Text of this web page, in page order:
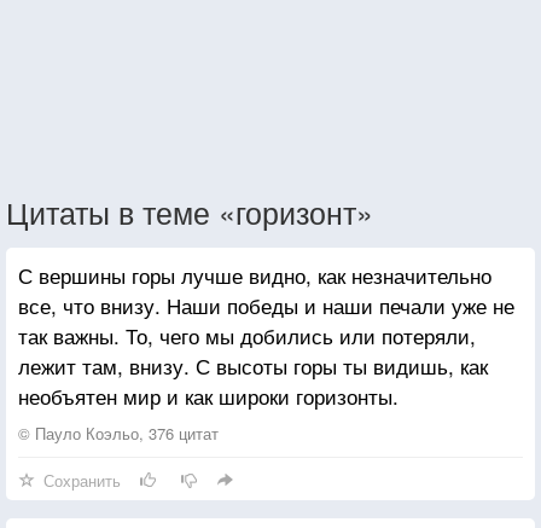
Цитаты в теме «горизонт»
С вершины горы лучше видно, как незначительно
все, что внизу. Наши победы и наши печали уже не
так важны. То, чего мы добились или потеряли,
лежит там, внизу. С высоты горы ты видишь, как
необъятен мир и как широки горизонты.
© Пауло Коэльо, 376 цитат
Сохранить